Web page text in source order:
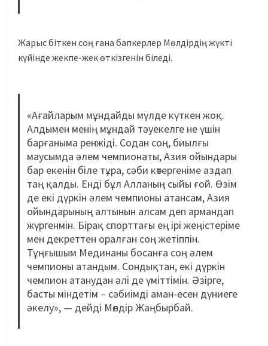
Жарыс біткен соң ғана бапкерлер Мөлдірдің жүкті
күйінде жекпе-жек өткізгенін біледі.
«Ағайларым мұндайды мүлде күткен жоқ.
Алдымен менің мұндай тәуекелге не үшін
барғаныма ренжіді. Содан соң, биылғы
маусымда әлем чемпионаты, Азия ойындары
бар екенін біле тұра, сәби көтергеніме аздап
таң қалды. Енді бұл Алланың сыйы ғой. Өзім
де екі дүркін әлем чемпионы атансам, Азия
ойындарының алтынын алсам деп армандап
жүргенмін. Бірақ спорттағы ең ірі жеңістеріме
мен декреттен оралған соң жетіппін.
Тұңғышым Мединаны босанға соң әлем
чемпионы атандым. Сондықтан, екі дүркін
чемпион атанудан әлі де үміттімін. Әзірге,
басты міндетім – сәбиімді аман-есен дүниеге
әкелу», — дейді Мөлдір Жаңбырбай.